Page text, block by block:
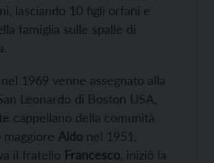
lasciando 10 figli orfani e
famiglia sulle spalle di
nel 1969 venne assegnato alla
Leonardo di Boston USA,
cappellano della comunità
maggiore Aldo nel 1951,
il fratello Francesco, iniziò la